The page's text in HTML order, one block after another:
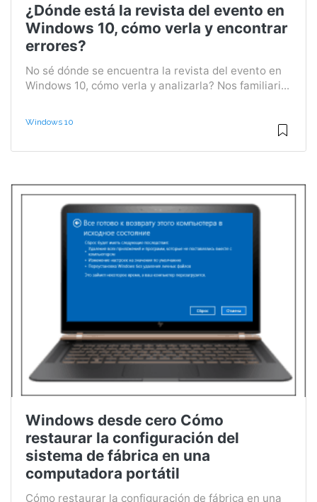
¿Dónde está la revista del evento en
Windows 10, cómo verla y encontrar
errores?
No sé dónde se encuentra la revista del evento en
Windows 10, cómo verla y analizarla? Nos familiari...
Windows 10
Windows desde cero Cómo
restaurar la configuración del
sistema de fábrica en una
computadora portátil
Cómo restaurar la configuración de fábrica en una